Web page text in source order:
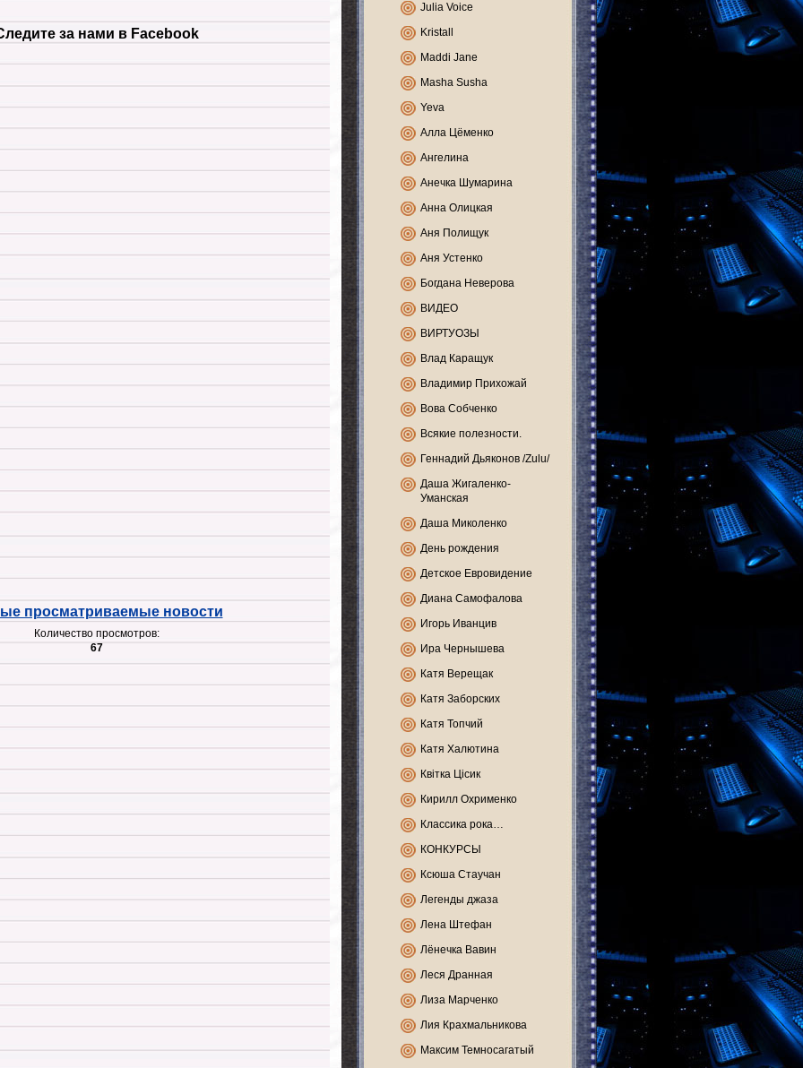
за нами в Facebook
просматриваемые новости
Количество просмотров:
67
Julia Voice
Kristall
Maddi Jane
Masha Susha
Yeva
Алла Цёменко
Ангелина
Анечка Шумарина
Анна Олицкая
Аня Полищук
Аня Устенко
Богдана Неверова
ВИДЕО
ВИРТУОЗЫ
Влад Каращук
Владимир Прихожай
Вова Собченко
Всякие полезности.
Геннадий Дьяконов /Zulu/
Даша Жигаленко-
Уманская
Даша Миколенко
День рождения
Детское Евровидение
Диана Самофалова
Игорь Иванцив
Ира Чернышева
Катя Верещак
Катя Заборских
Катя Топчий
Катя Халютина
Квітка Цісик
Кирилл Охрименко
Классика рока…
КОНКУРСЫ
Ксюша Стаучан
Легенды джаза
Лена Штефан
Лёнечка Вавин
Леся Дранная
Лиза Марченко
Лия Крахмальникова
Максим Темносагатый